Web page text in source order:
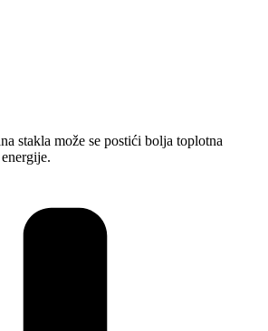
stakla može se postići bolja toplotna